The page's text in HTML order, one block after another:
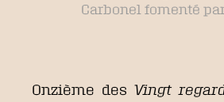
Carbonel fomenté
Onzième des Vingt